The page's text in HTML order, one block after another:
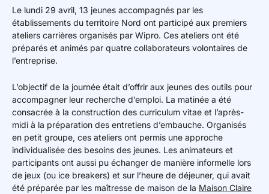
Le lundi 29 avril, 13 jeunes accompagnés par les
établissements du territoire Nord ont participé aux premiers
ateliers carrières organisés par Wipro. Ces ateliers ont été
préparés et animés par quatre collaborateurs volontaires de
l’entreprise.
L’objectif de la journée était d’offrir aux jeunes des outils pour
accompagner leur recherche d’emploi. La matinée a été
consacrée à la construction des curriculum vitae et l’après-
midi à la préparation des entretiens d’embauche. Organisés
en petit groupe, ces ateliers ont permis une approche
individualisée des besoins des jeunes. Les animateurs et
participants ont aussi pu échanger de manière informelle lors
de jeux (ou ice breakers) et sur l’heure de déjeuner, qui avait
été préparée par les maîtresse de maison de la Maison Claire